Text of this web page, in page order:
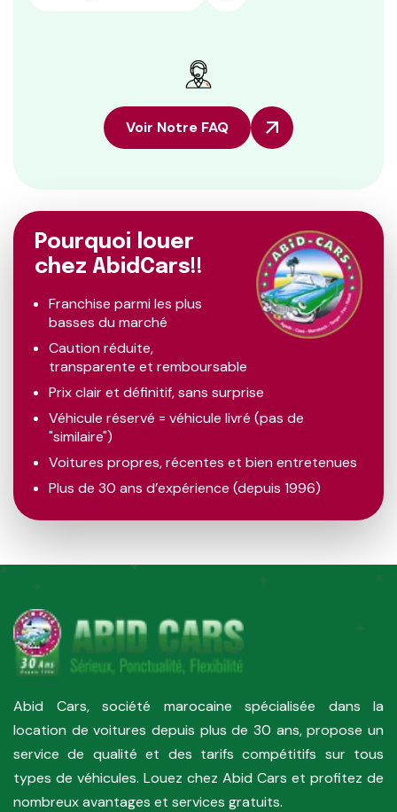
Voir Notre FAQ
Pourquoi louer
chez AbidCars!!
Franchise parmi les plus
basses du marché
Caution réduite,
transparente et remboursable
Prix clair et définitif, sans surprise
Véhicule réservé = véhicule livré (pas de
"similaire")
Voitures propres, récentes et bien entretenues
Plus de 30 ans d’expérience (depuis 1996)
Abid Cars, société marocaine spécialisée dans la
location de voitures depuis plus de 30 ans, propose un
service de qualité et des tarifs compétitifs sur tous
types de véhicules. Louez chez Abid Cars et profitez de
nombreux avantages et services gratuits.